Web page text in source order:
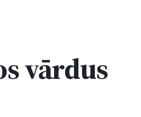
vārdus